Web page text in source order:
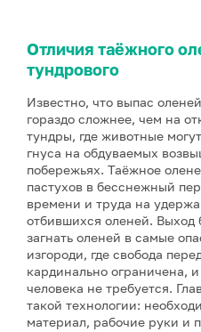
Отличия таёжного
тундрового
Известно, что выпас
гораздо сложнее, чем на
тундры, где животные
гнуса на обдуваемых
побережьях. Таёжное
пастухов в бесснежный
времени и труда на
отбившихся оленей.
загнать оленей в самые
изгороди, где свобода
кардинально ограничена,
человека не требуется.
такой технологии:
материал, рабочие руки и